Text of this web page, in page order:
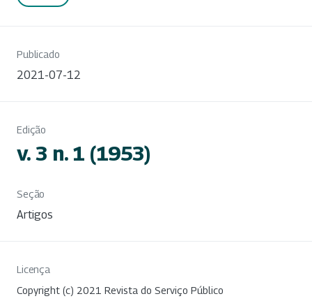
Publicado
2021-07-12
Edição
v. 3 n. 1 (1953)
Seção
Artigos
Licença
Copyright (c) 2021 Revista do Serviço Público